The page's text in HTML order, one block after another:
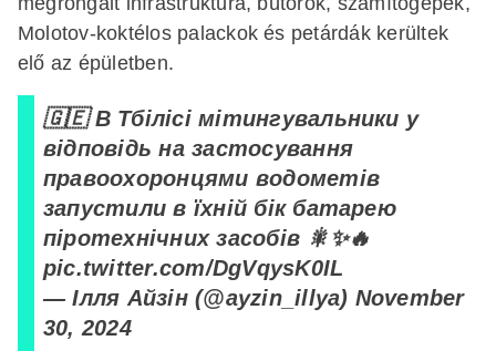
Molotov-koktélos palackok és petárdák kerültek
elő az épületben.
🇬🇪 В Тбілісі мітингувальники у
відповідь на застосування
правоохоронцями водометів
запустили в їхній бік батарею
піротехнічних засобів 🎇✨🔥
pic.twitter.com/DgVqysK0IL
— Ілля Айзін (@ayzin_illya) November
30, 2024